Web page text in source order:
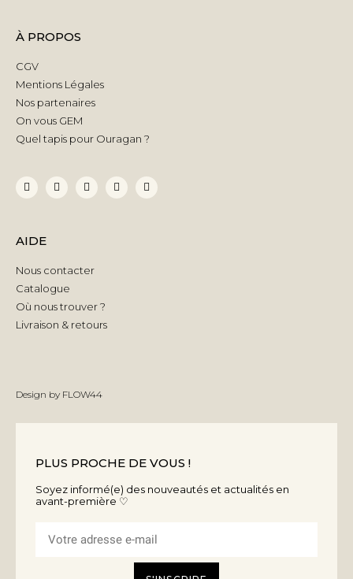
À PROPOS
CGV
Mentions Légales
Nos partenaires
On vous GEM
Quel tapis pour Ouragan ?
AIDE
Nous contacter
Catalogue
Où nous trouver ?
Livraison & retours
Design by FLOW44
PLUS PROCHE DE VOUS !
Soyez informé(e) des nouveautés et actualités en
avant-première ♡